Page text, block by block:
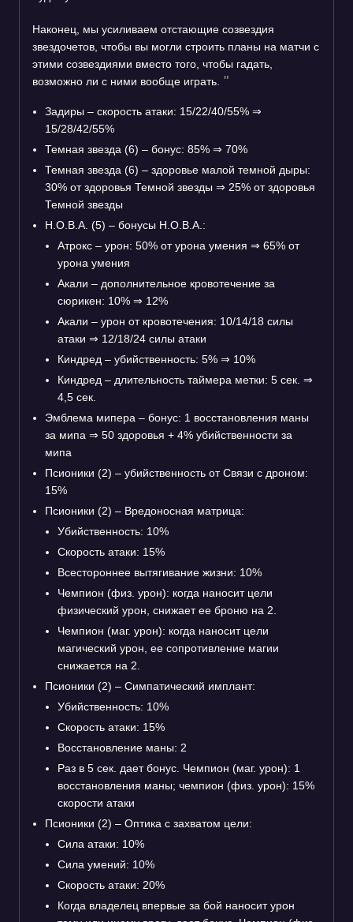
Наконец, мы усиливаем отстающие созвездия
звездочетов, чтобы вы могли строить планы на матчи с
этими созвездиями вместо того, чтобы гадать,
возможно ли с ними вообще играть.
Задиры – скорость атаки: 15/22/40/55% ⇒
15/28/42/55%
Темная звезда (6) – бонус: 85% ⇒ 70%
Темная звезда (6) – здоровье малой темной дыры:
30% от здоровья Темной звезды ⇒ 25% от здоровья
Темной звезды
Н.О.В.А. (5) – бонусы Н.О.В.А.:
Атрокс – урон: 50% от урона умения ⇒ 65% от
урона умения
Акали – дополнительное кровотечение за
сюрикен: 10% ⇒ 12%
Акали – урон от кровотечения: 10/14/18 силы
атаки ⇒ 12/18/24 силы атаки
Киндред – убийственность: 5% ⇒ 10%
Киндред – длительность таймера метки: 5 сек. ⇒
4,5 сек.
Эмблема мипера – бонус: 1 восстановления маны
за мипа ⇒ 50 здоровья + 4% убийственности за
мипа
Псионики (2) – убийственность от Связи с дроном:
15%
Псионики (2) – Вредоносная матрица:
Убийственность: 10%
Скорость атаки: 15%
Всестороннее вытягивание жизни: 10%
Чемпион (физ. урон): когда наносит цели
физический урон, снижает ее броню на 2.
Чемпион (маг. урон): когда наносит цели
магический урон, ее сопротивление магии
снижается на 2.
Псионики (2) – Симпатический имплант:
Убийственность: 10%
Скорость атаки: 15%
Восстановление маны: 2
Раз в 5 сек. дает бонус. Чемпион (маг. урон): 1
восстановления маны; чемпион (физ. урон): 15%
скорости атаки
Псионики (2) – Оптика с захватом цели:
Сила атаки: 10%
Сила умений: 10%
Скорость атаки: 20%
Когда владелец впервые за бой наносит урон